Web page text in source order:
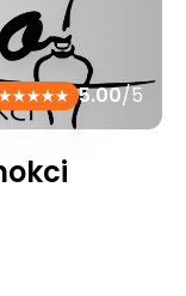
5.00/5